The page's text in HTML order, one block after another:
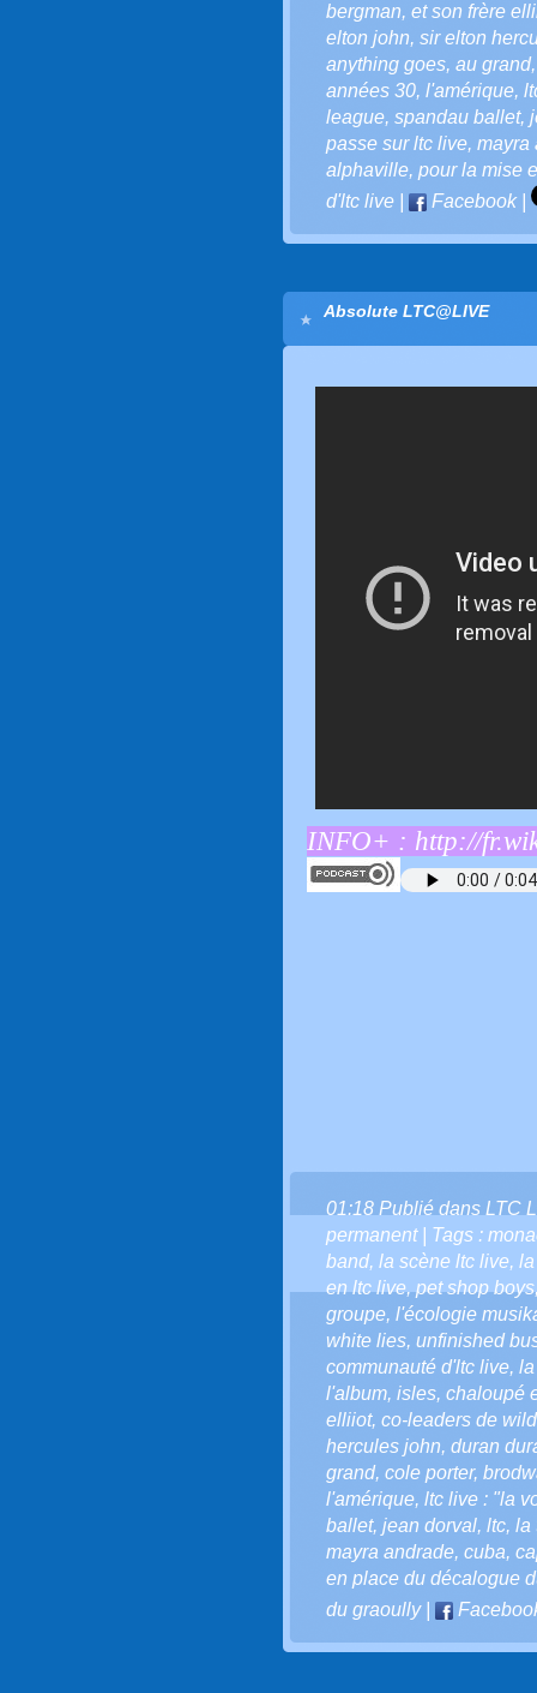
bergman, et son frère
elton john, sir elton
anything goes, au grand
années 30, l'amérique,
league, spandau ballet,
passe sur ltc live, mayra
alphaville, pour la mise
d'ltc live
Facebook|
Absolute LTC@LIVE
INFO+ : http://
01:18 Publié dans LTC
permanent| Tags :
band, la scène ltc live,
en ltc live,pet shop boys
groupe, l'écologie
white lies, unfinished
communauté d'ltc live,
l'album, isles, chaloupé
elliiot, co-leaders de
hercules john, duran
grand, cole porter,
l'amérique, ltc live : "la
ballet, jean dorval, ltc, la
mayra andrade, cuba,
en place du décalogue
du graoully|